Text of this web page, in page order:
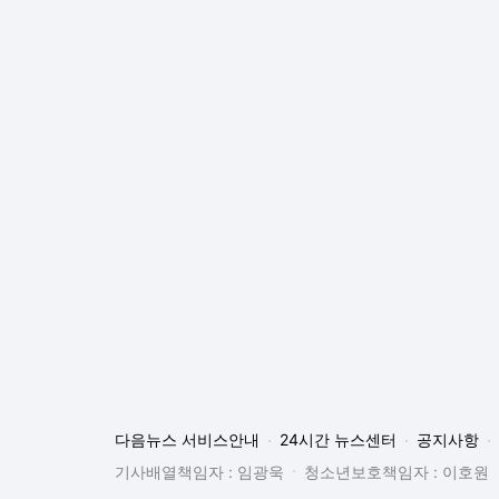
다음뉴스 서비스안내 24시간 뉴스센터 공지사항
기사배열책임자 : 임광욱
청소년보호책임자 : 이호원